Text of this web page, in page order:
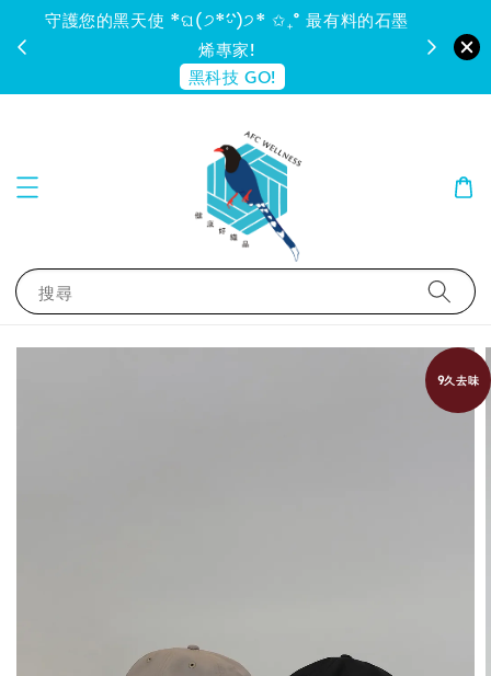
守護您的黑天使 *ଘ(੭*ˊᵕˋ)੭* ✩₊˚ 最有料的石墨
烯專家!
黑科技 GO!
搜尋
9久去味